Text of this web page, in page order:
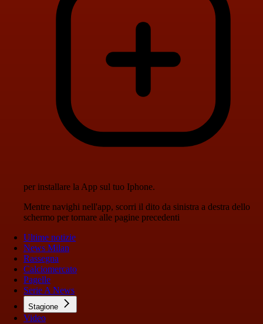
per installare la App sul tuo Iphone.
Mentre navighi nell'app, scorri il dito da sinistra a destra dello
schermo per tornare alle pagine precedenti
Ultime notizie
News Milan
Rassegna
Calciomercato
Pagelle
Serie A News
Stagione
Video